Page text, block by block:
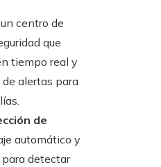
un centro de
que
tiempo real y
alertas para
de
automático y
detectar